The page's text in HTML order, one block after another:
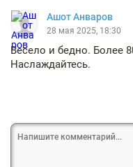
Ашот Анваров
28 мая 2025, 18:30
Весело и бедно. Более
Наслаждайтесь.